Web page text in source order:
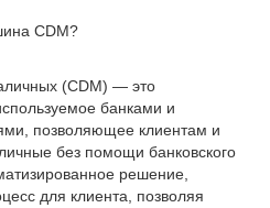
CDM?
(CDM) — это
банками и
позволяющее клиентам и
без помощи банковского
решение,
для клиента, позволяя